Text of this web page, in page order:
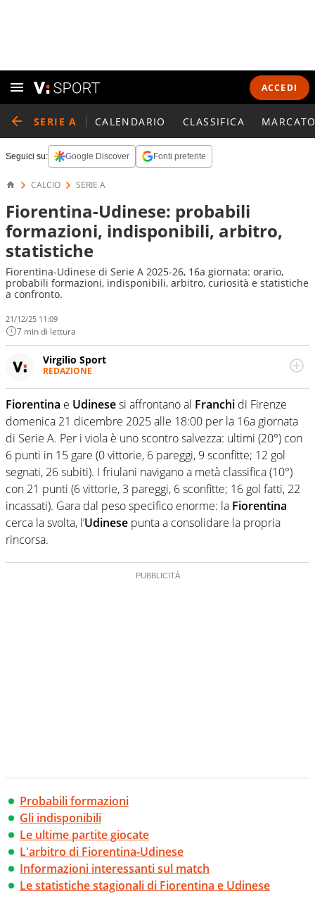
ACCEDI
SERIE A CALENDARIO CLASSIFICA
Seguici su: Google Discover Fonti preferite
CALCIO SERIE A
Fiorentina-Udinese: probabili
formazioni, indisponibili, arbitro,
statistiche
Fiorentina-Udinese di Serie A 2025-26, 16a giornata: orario,
probabili formazioni, indisponibili, arbitro, curiosità e statistiche
a confronto.
21/12/25 11:09
7 min di lettura
Virgilio Sport
REDAZIONE
appassionato su tutto il mondo dello sport. Calcio,
calciomercato, F1, Motomondiale ma anche tennis,
volley, basket: su Virgilio Sport i tifosi e gli appassionati
sanno che troveranno sempre copertura completa e
zero faziosità. La squadra di Virgilio Sport è formata da
giornalisti ed esperti di sport abili sia nel gioco di
rimessa quando intercettano le notizie e le rilanciano
verso la rete, sia nella costruzione dal basso quando
creano contenuti 100% originali ed esclusivi.
Fiorentina e Udinesesi affrontano al Franchi di Firenze
domenica 21 dicembre 2025 alle 18:00 per la 16a giornata
di Serie A. Per i viola è uno scontro salvezza: ultimi (20°) con
6 punti in 15 gare (0 vittorie, 6 pareggi, 9 sconfitte; 12 gol
segnati, 26 subiti). I friulani navigano a metà classifica (10°)
con 21 punti (6 vittorie, 3 pareggi, 6 sconfitte; 16 gol fatti, 22
incassati). Gara dal peso specifico enorme: la Fiorentina
cerca la svolta, l’Udinese punta a consolidare la propria
rincorsa.
Probabili formazioni
Gli indisponibili
Le ultime partite giocate
L'arbitro di Fiorentina-Udinese
Informazioni interessanti sul match
Le statistiche stagionali di Fiorentina e Udinese